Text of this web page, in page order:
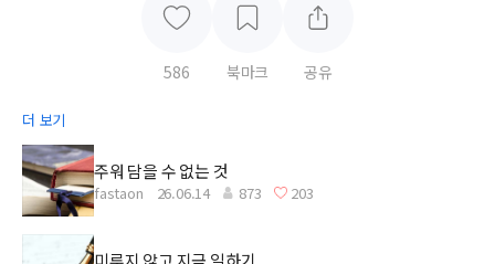
586 북마크 공유
더 보기
주워 담을 수 없는 것
fastaon 26.06.14 873 203